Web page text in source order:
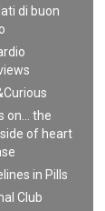
di buon
on… the
of heart
in Pills
Club